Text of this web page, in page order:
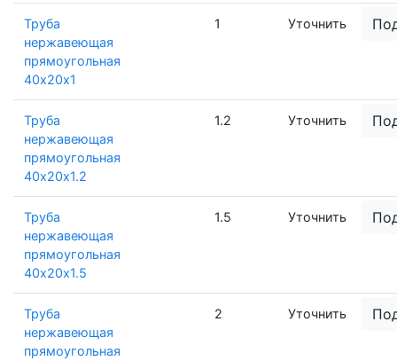
Труба
нержавеющая
прямоугольная
40х20х1
1 Уточнить
Труба
нержавеющая
прямоугольная
40х20х1.2
1.2 Уточнить
Труба
нержавеющая
прямоугольная
40х20х1.5
1.5 Уточнить
Труба
нержавеющая
прямоугольная
2 Уточнить